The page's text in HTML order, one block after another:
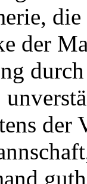
der
der